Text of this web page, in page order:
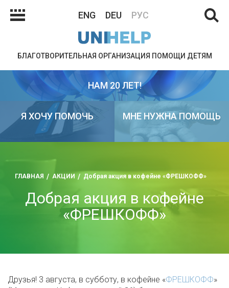
ENG DEU РУС
БЛАГОТВОРИТЕЛЬНАЯ ОРГАНИЗАЦИЯ ПОМОЩИ ДЕТЯМ
НАМ 20 ЛЕТ!
Я ХОЧУ ПОМОЧЬ МНЕ НУЖНА ПОМОЩЬ
ГЛАВНАЯ АКЦИИ Добрая акция в кофейне «ФРЕШКОФФ»
Добрая акция в кофейне
«ФРЕШКОФФ»
Друзья! 3 августа, в субботу, в кофейне «ФРЕШКОФФ»